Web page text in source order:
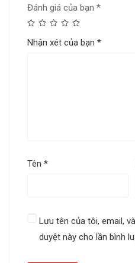
Đánh giá của bạn *
Nhận xét của bạn *
Tên *
Lưu tên của tôi, email,
duyệt này cho lần bình